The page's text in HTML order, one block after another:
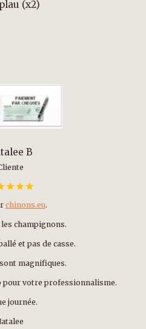
(x2)
B
chinons.eu.
champignons.
et pas de casse.
magnifiques.
pour votre professionnalisme.
journée.